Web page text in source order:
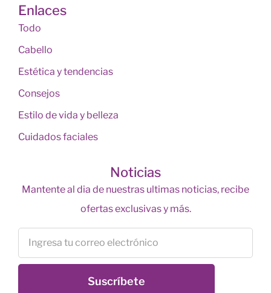
Enlaces
Todo
Cabello
Estética y tendencias
Consejos
Estilo de vida y belleza
Cuidados faciales
Noticias
Mantente al dia de nuestras ultimas noticias, recibe
ofertas exclusivas y más.
Suscríbete